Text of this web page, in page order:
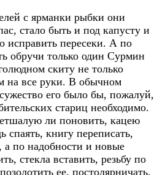
с ярманки рыбки они
стало быть и под капусту и
исправить пересеки. А по
обручи только один Сурмин
скиту не только
на все руки. В обычном
его было бы, пожалуй,
стариц необходимо.
ли поновить, кацею
книгу переписать,
а по надобности и новые
стекла вставить, резьбу по
ее, постолярничать,